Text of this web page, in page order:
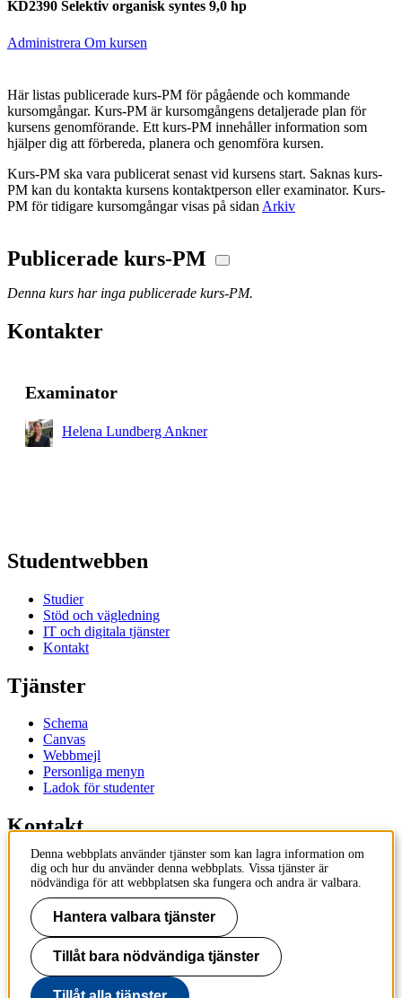
KD2390 Selektiv organisk syntes 9,0 hp
Administrera Om kursen
Här listas publicerade kurs-PM för pågående och kommande
kursomgångar. Kurs-PM är kursomgångens detaljerade plan för
kursens genomförande. Ett kurs-PM innehåller information som
hjälper dig att förbereda, planera och genomföra kursen.
Kurs-PM ska vara publicerat senast vid kursens start. Saknas kurs-
PM kan du kontakta kursens kontaktperson eller examinator. Kurs-
PM för tidigare kursomgångar visas på sidan Arkiv
Publicerade kurs-PM
Denna kurs har inga publicerade kurs-PM.
Kontakter
Examinator
Helena Lundberg Ankner
Studentwebben
Studier
Stöd och vägledning
IT och digitala tjänster
Kontakt
Tjänster
Schema
Canvas
Webbmejl
Personliga menyn
Ladok för studenter
Kontakt
Kontakta utbildningsprogram
Kontakta kurs
IT-support
KTH Entré
KTH
100 44 Stockholm
+46 8 790 60 00
Denna webbplats använder tjänster som kan lagra information om
dig och hur du använder denna webbplats. Vissa tjänster är
nödvändiga för att webbplatsen ska fungera och andra är valbara.
Hantera valbara tjänster
Tillåt bara nödvändiga tjänster